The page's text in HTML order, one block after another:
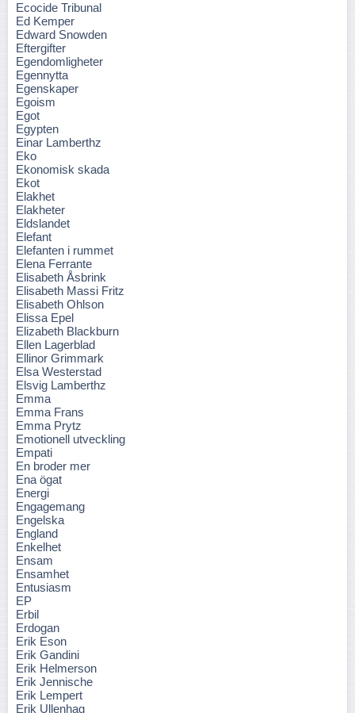
Ecocide Tribunal
Ed Kemper
Edward Snowden
Eftergifter
Egendomligheter
Egennytta
Egenskaper
Egoism
Egot
Egypten
Einar Lamberthz
Eko
Ekonomisk skada
Ekot
Elakhet
Elakheter
Eldslandet
Elefant
Elefanten i rummet
Elena Ferrante
Elisabeth Åsbrink
Elisabeth Massi Fritz
Elisabeth Ohlson
Elissa Epel
Elizabeth Blackburn
Ellen Lagerblad
Ellinor Grimmark
Elsa Westerstad
Elsvig Lamberthz
Emma
Emma Frans
Emma Prytz
Emotionell utveckling
Empati
En broder mer
Ena ögat
Energi
Engagemang
Engelska
England
Enkelhet
Ensam
Ensamhet
Entusiasm
EP
Erbil
Erdogan
Erik Eson
Erik Gandini
Erik Helmerson
Erik Jennische
Erik Lempert
Erik Ullenhag